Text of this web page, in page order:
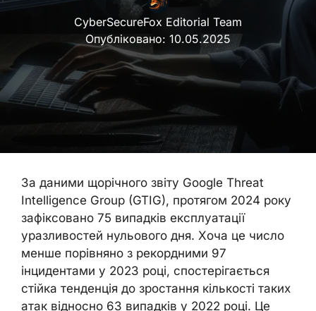
CyberSecureFox Editorial Team
Опубліковано: 10.05.2025
За даними щорічного звіту Google Threat
Intelligence Group (GTIG), протягом 2024 року
зафіксовано 75 випадків експлуатації
уразливостей нульового дня. Хоча це число
менше порівняно з рекордними 97
інцидентами у 2023 році, спостерігається
стійка тенденція до зростання кількості таких
атак відносно 63 випадків у 2022 році. Це